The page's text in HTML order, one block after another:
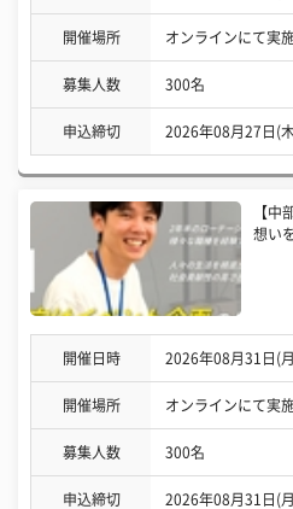
開催場所 オンラインにて実
募集人数 300名
申込締切 2026年08月27日(
【中
想い
開催日時 2026年08月31日(
開催場所 オンラインにて実
募集人数 300名
申込締切 2026年08月31日(